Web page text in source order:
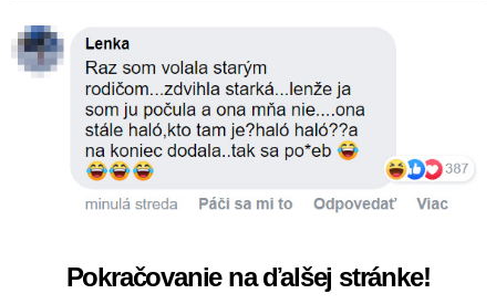
Pokračovanie na ďalšej stránke!